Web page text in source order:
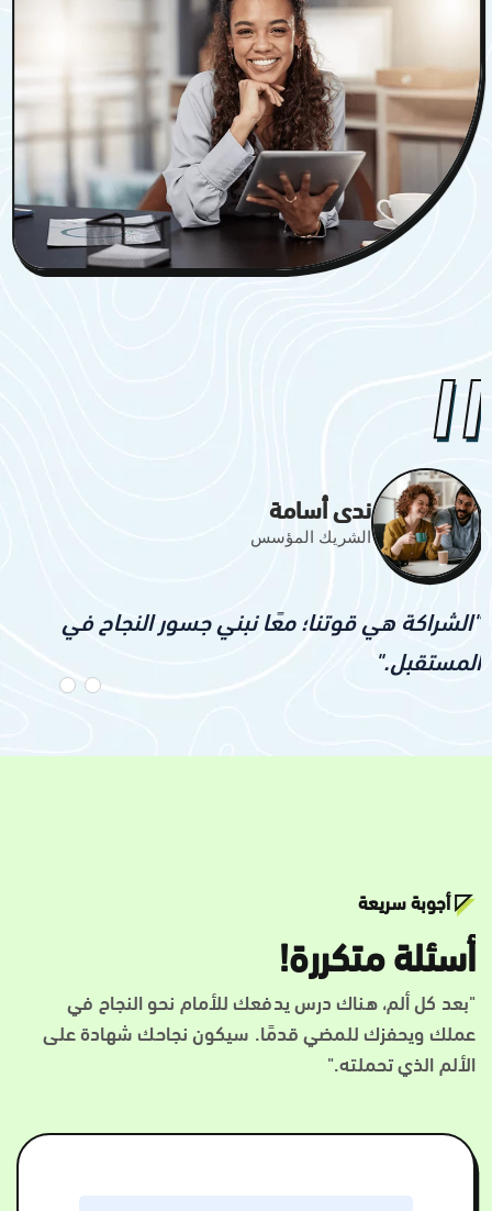
" ندى أسامة
الشريك المؤسس
"الشراكة هي قوتنا؛ معًا نبني جسور النجاح في
المستقبل."
أجوبة سريعة
أسئلة متكررة!
"بعد كل ألم، هناك درس يدفعك للأمام نحو النجاح في
عملك ويحفزك للمضي قدمًا. سيكون نجاحك شهادة على
الألم الذي تحملته."